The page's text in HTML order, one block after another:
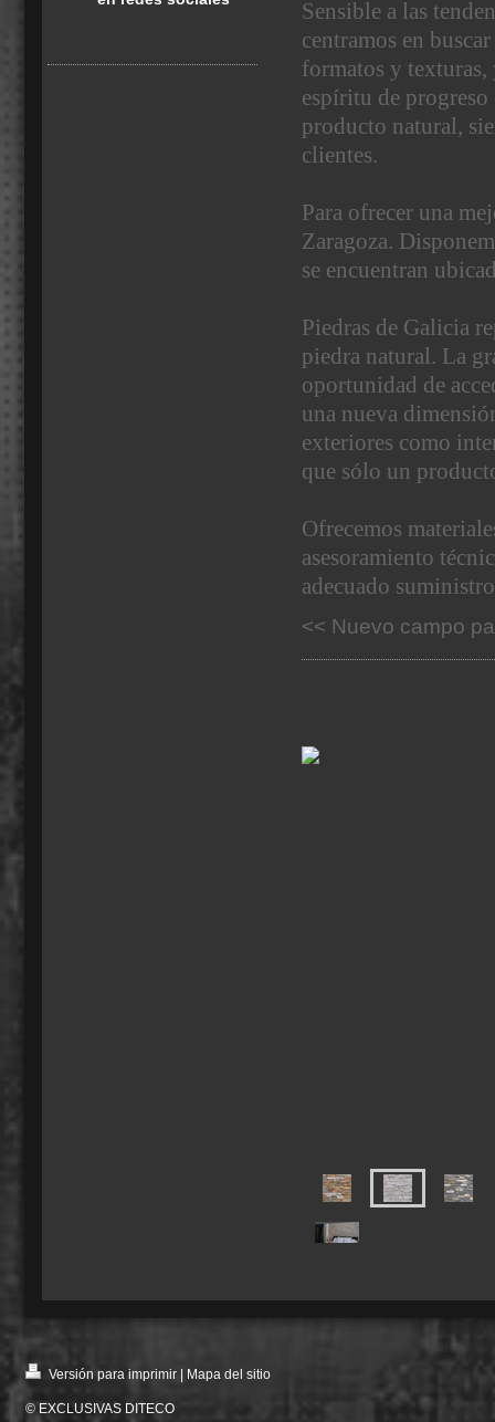
Sensible a las
centramos en
formatos y texturas,
espíritu de
producto natural,
clientes.
Para ofrecer una
Zaragoza.
se encuentran
Piedras de Galicia
piedra natural. La
oportunidad de
una nueva
exteriores como
que sólo un
Ofrecemos
asesoramiento
adecuado
<< Nuevo campo
Versión para imprimir Mapa del sitio
© EXCLUSIVAS DITECO